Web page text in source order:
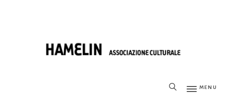
MENU